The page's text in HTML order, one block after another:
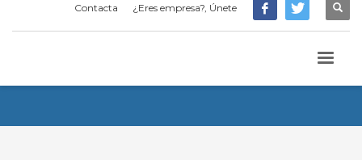
Contacta ¿Eres empresa?, Únete